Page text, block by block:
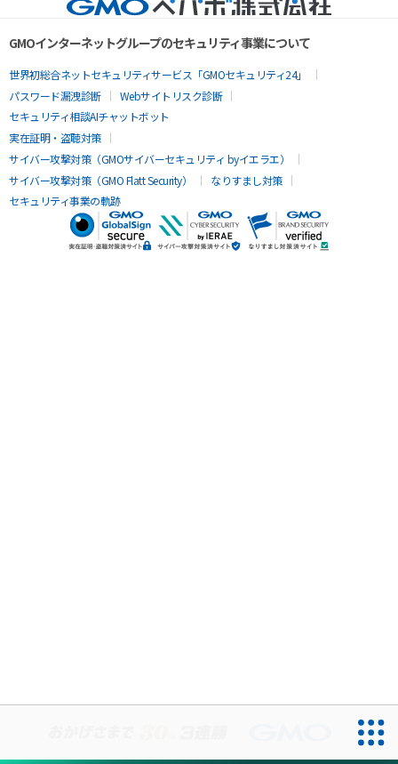
GMOインターネットグループのセキュリティ事業について
世界初総合ネットセキュリティサービス「GMOセキュリティ24」
パスワード漏洩診断
Webサイトリスク診断
セキュリティ相談AIチャットボット
実在証明・盗聴対策
サイバー攻撃対策（GMOサイバーセキュリティ byイエラエ）
サイバー攻撃対策（GMO Flatt Security）
なりすまし対策
セキュリティ事業の軌跡